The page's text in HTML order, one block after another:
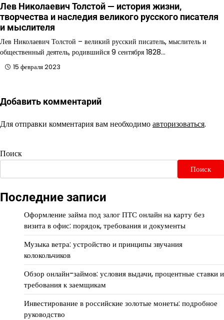
Лев Николаевич Толстой — история жизни,
творчества и наследия великого русского писателя
и мыслителя
Лев Николаевич Толстой – великий русский писатель, мыслитель и
общественный деятель, родившийся 9 сентября 1828…
15 февраля 2023
Добавить комментарий
Для отправки комментария вам необходимоавторизоваться.
Поиск
Поиск
Последние записи
Оформление займа под залог ПТС онлайн на карту без
визита в офис: порядок, требования и документы
Музыка ветра: устройство и принципы звучания
колокольчиков
Обзор онлайн-займов: условия выдачи, процентные ставки и
требования к заемщикам
Инвестирование в российские золотые монеты: подробное
руководство